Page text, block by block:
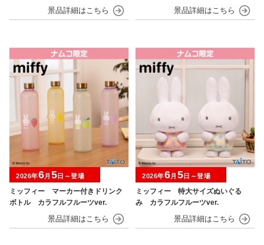
ミッフィー マーカー付きドリンク
ボトル カラフルフルーツver.
2026年6月 5日～登場
ミッフィー 特大サイズぬいぐる
み カラフルフルーツver.
2026年6月 5日～登場